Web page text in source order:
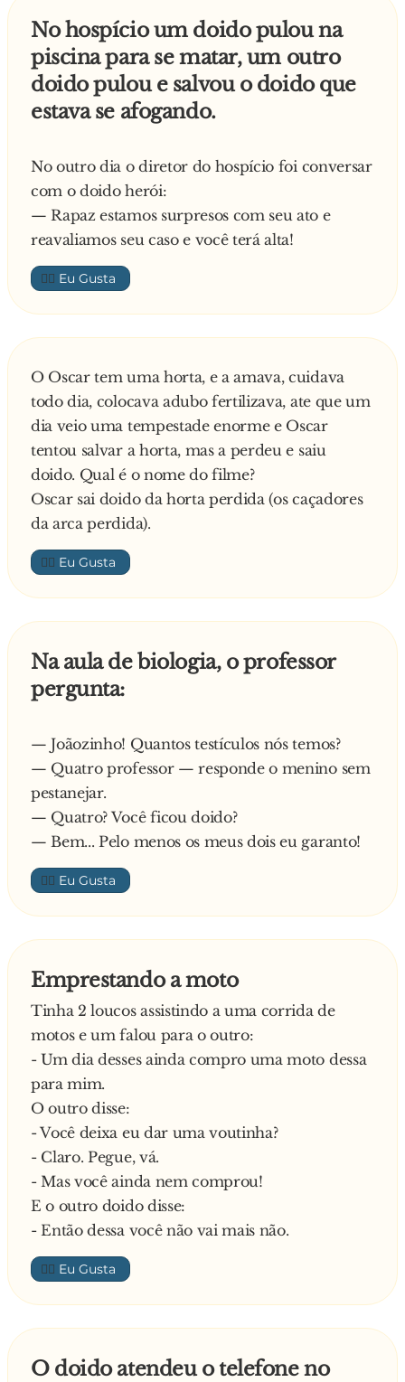
No hospício um doido pulou na
piscina para se matar, um outro
doido pulou e salvou o doido que
estava se afogando.
No outro dia o diretor do hospício foi conversar
com o doido herói:
— Rapaz estamos surpresos com seu ato e
reavaliamos seu caso e você terá alta!
👍🏼
O Oscar tem uma horta, e a amava, cuidava
todo dia, colocava adubo fertilizava, ate que um
dia veio uma tempestade enorme e Oscar
tentou salvar a horta, mas a perdeu e saiu
doido. Qual é o nome do filme?
Oscar sai doido da horta perdida (os caçadores
da arca perdida).
👍🏼
Na aula de biologia, o professor
pergunta:
— Joãozinho! Quantos testículos nós temos?
— Quatro professor — responde o menino sem
pestanejar.
— Quatro? Você ficou doido?
— Bem... Pelo menos os meus dois eu garanto!
👍🏼
Emprestando a moto
Tinha 2 loucos assistindo a uma corrida de
motos e um falou para o outro:
- Um dia desses ainda compro uma moto dessa
para mim.
O outro disse:
- Você deixa eu dar uma voutinha?
- Claro. Pegue, vá.
- Mas você ainda nem comprou!
E o outro doido disse:
- Então dessa você não vai mais não.
👍🏼
O doido atendeu o telefone no